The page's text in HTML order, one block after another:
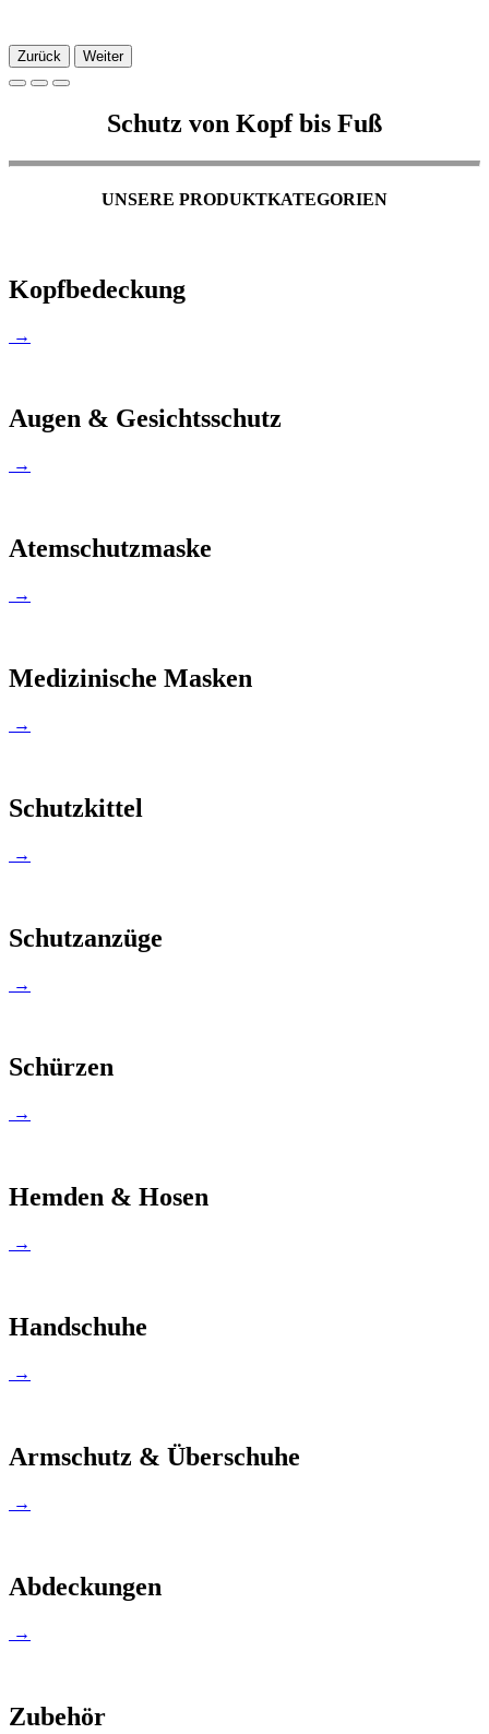
Zurück Weiter
Schutz von Kopf bis Fuß
UNSERE PRODUKTKATEGORIEN
Kopfbedeckung
→
Augen & Gesichtsschutz
→
Atemschutzmaske
→
Medizinische Masken
→
Schutzkittel
→
Schutzanzüge
→
Schürzen
→
Hemden & Hosen
→
Handschuhe
→
Armschutz & Überschuhe
→
Abdeckungen
→
Zubehör